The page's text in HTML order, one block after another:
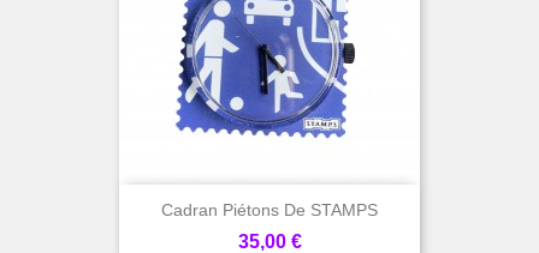
Cadran Piétons De STAMPS
Prix
35,00 €